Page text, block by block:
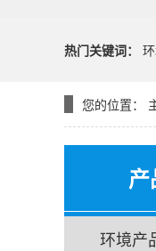
热门关键词：
您的位置：
环境产